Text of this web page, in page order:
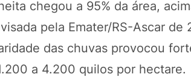
chegou a 95% da área,
pela Emater/RS-Ascar de
das chuvas provocou
a 4.200 quilos por hectare.